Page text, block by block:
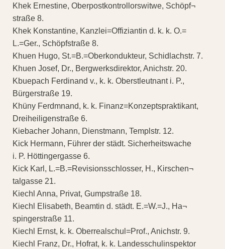
Khek Ernestine, Oberpostkontrollorswitwe, Schöpf¬
straße 8.
Khek Konstantine, Kanzlei=Offiziantin d. k. k. O.=
L.=Ger., Schöpfstraße 8.
Khuen Hugo, St.=B.=Oberkondukteur, Schidlachstr. 7.
Khuen Josef, Dr., Bergwerksdirektor, Anichstr. 20.
Kbuepach Ferdinand v., k. k. Oberstleutnant i. P.,
Bürgerstraße 19.
Khüny Ferdmnand, k. k. Finanz=Konzeptspraktikant,
Dreiheiligenstraße 6.
Kiebacher Johann, Dienstmann, Templstr. 12.
Kick Hermann, Führer der städt. Sicherheitswache
i. P. Höttingergasse 6.
Kick Karl, L.=B.=Revisionsschlosser, H., Kirschen¬
talgasse 21.
Kiechl Anna, Privat, Gumpstraße 18.
Kiechl Elisabeth, Beamtin d. städt. E.=W.=J., Ha¬
spingerstraße 11.
Kiechl Ernst, k. k. Oberrealschul=Prof., Anichstr. 9.
Kiechl Franz, Dr., Hofrat, k. k. Landesschulinspektor